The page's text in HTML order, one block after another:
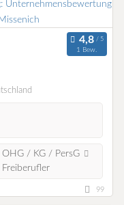
1 Bew.
/ KG / PersG
Freiberufler
99